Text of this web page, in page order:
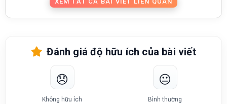
Đánh giá độ hữu ích của bài viết
😞
Không hữu ích
😐
Bình thường